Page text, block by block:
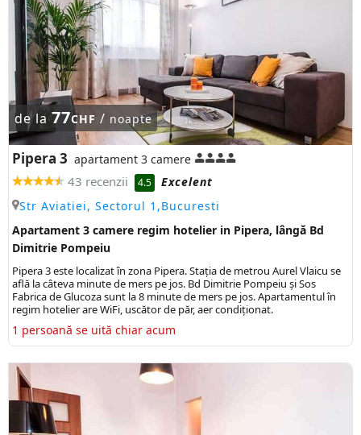
de la77CHF / noapte
Pipera 3 apartament 3 camere
43 recenzii 4.5
Excelent
Str Aviatiei, Sectorul 1,Bucuresti
Apartament 3 camere regim hotelier in Pipera, lângă Bd
Dimitrie Pompeiu
Pipera 3 este localizat în zona Pipera. Stația de metrou Aurel Vlaicu se
află la câteva minute de mers pe jos. Bd Dimitrie Pompeiu și Sos
Fabrica de Glucoza sunt la 8 minute de mers pe jos. Apartamentul în
regim hotelier are WiFi, uscător de păr, aer condiționat.
1 persoană se uită chiar acum